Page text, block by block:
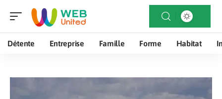
Détente Entreprise Famille Forme Habitat